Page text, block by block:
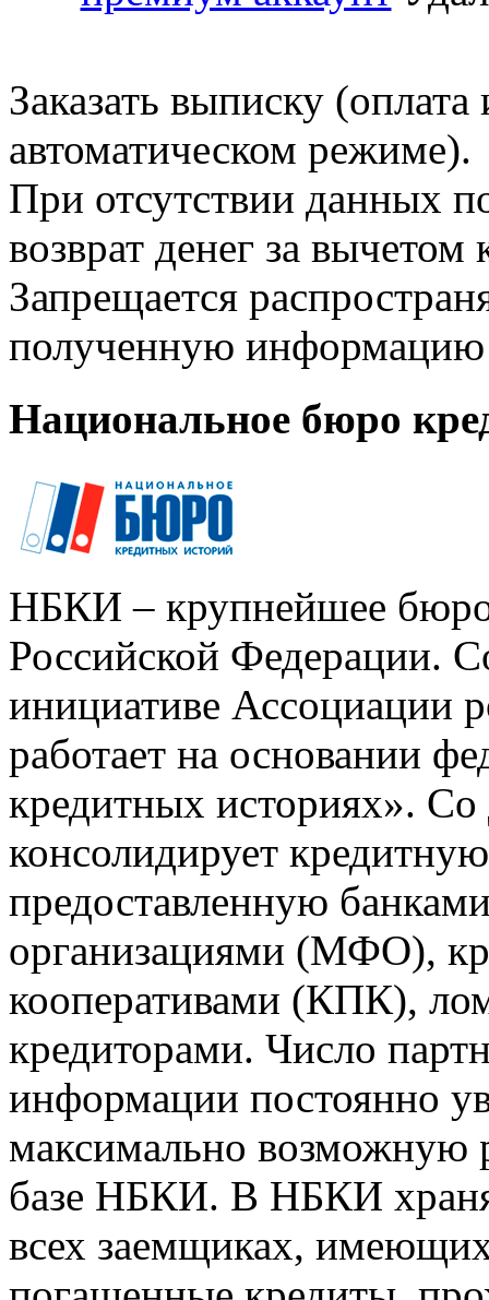
Заказать выписку
автоматическом режиме).
При отсутствии данных
возврат денег за
Запрещается
полученную информацию
Национальное бюро
НБКИ – крупнейшее
Российской Федерации.
инициативе Ассоциации
работает на основании
кредитных историях».
консолидирует
предоставленную
организациями (МФО),
кооперативами (КПК),
кредиторами. Число
информации постоянно
максимально возможную
базе НБКИ. В НБКИ
всех заемщиках,